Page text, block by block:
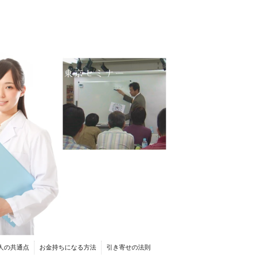
の共通点 お金持ちになる方法
引き寄せの法則